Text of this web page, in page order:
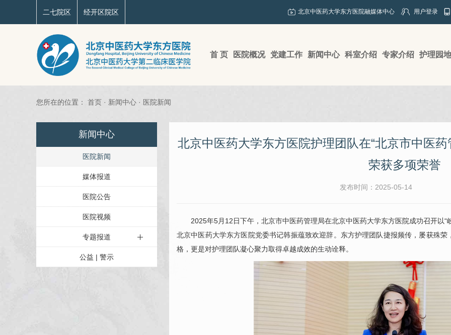
二七院区 经开区院区 北京中医药大学东方医院融媒体中心 用户登录
首 页 医院概况 党建工作 新闻中心 科室介绍 专家介绍 护理园地
您所在的位置： 首页 · 新闻中心 · 医院新闻
新闻中心
医院新闻
媒体报道
医院公告
医院视频
专题报道
公益 | 警示
北京中医药大学东方医院护理团队在“北京市中医
荣获多项荣誉
发布时间：2025-05-14
2025年5月12日下午，北京市中医药管理局在北京中医药大学东方医院成功召开以
北京中医药大学东方医院党委书记韩振蕴致欢迎辞。东方护理团队捷报频传，屡获殊
格，更是对护理团队凝心聚力取得卓越成效的生动诠释。